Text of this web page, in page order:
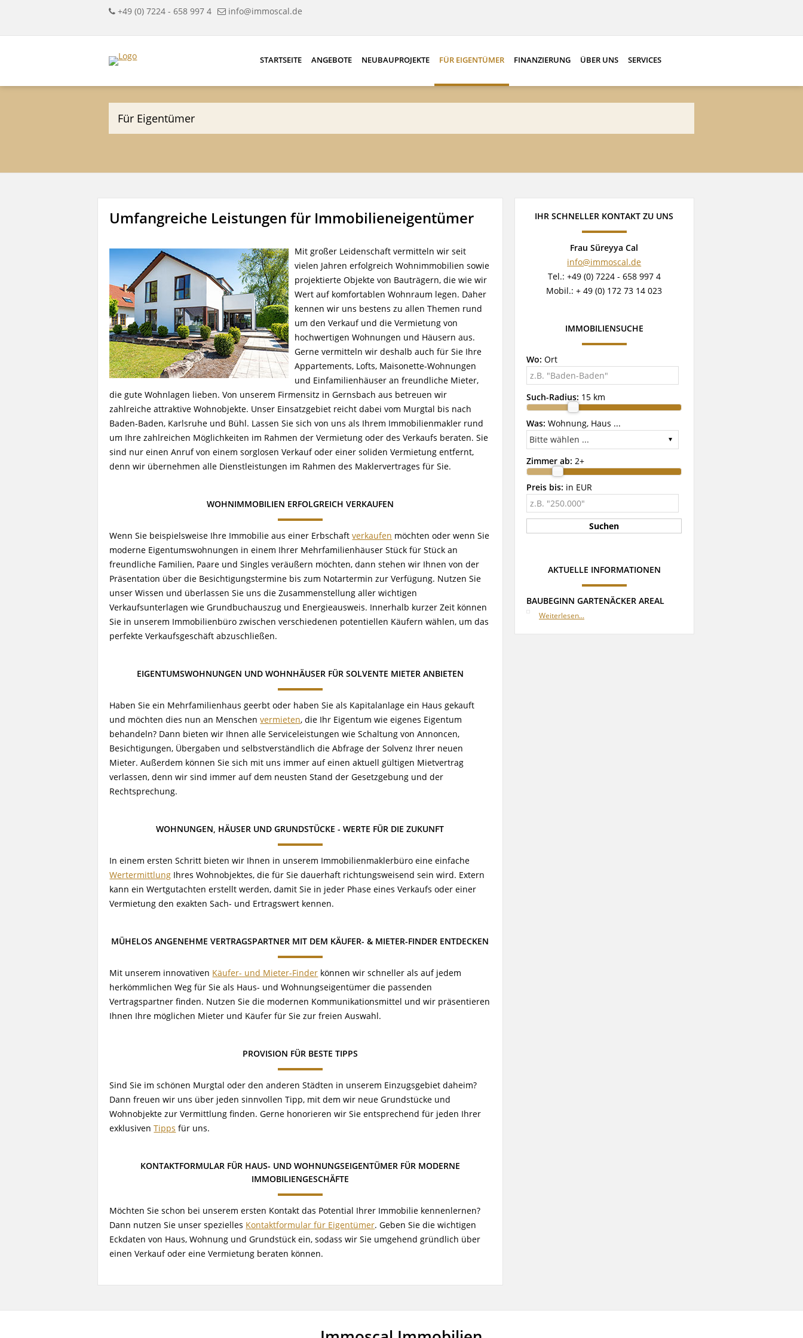
+49 (0) 7224 - 658 997 4 info@immoscal.de
STARTSEITE ANGEBOTE NEUBAUPROJEKTE FÜR EIGENTÜMER FINANZIERUNG ÜBER UNS SERVICES
Für Eigentümer
Umfangreiche Leistungen für Immobilieneigentümer
Mit großer Leidenschaft vermitteln wir seit
vielen Jahren erfolgreich Wohnimmobilien sowie
projektierte Objekte von Bauträgern, die wie wir
Wert auf komfortablen Wohnraum legen. Daher
kennen wir uns bestens zu allen Themen rund
um den Verkauf und die Vermietung von
hochwertigen Wohnungen und Häusern aus.
Gerne vermitteln wir deshalb auch für Sie Ihre
Appartements, Lofts, Maisonette-Wohnungen
und Einfamilienhäuser an freundliche Mieter,
die gute Wohnlagen lieben. Von unserem Firmensitz in Gernsbach aus betreuen wir
zahlreiche attraktive Wohnobjekte. Unser Einsatzgebiet reicht dabei vom Murgtal bis nach
Baden-Baden, Karlsruhe und Bühl. Lassen Sie sich von uns als Ihrem Immobilienmakler rund
um Ihre zahlreichen Möglichkeiten im Rahmen der Vermietung oder des Verkaufs beraten. Sie
sind nur einen Anruf von einem sorglosen Verkauf oder einer soliden Vermietung entfernt,
denn wir übernehmen alle Dienstleistungen im Rahmen des Maklervertrages für Sie.
WOHNIMMOBILIEN ERFOLGREICH VERKAUFEN
Wenn Sie beispielsweise Ihre Immobilie aus einer Erbschaftverkaufen möchten oder wenn Sie
moderne Eigentumswohnungen in einem Ihrer Mehrfamilienhäuser Stück für Stück an
freundliche Familien, Paare und Singles veräußern möchten, dann stehen wir Ihnen von der
Präsentation über die Besichtigungstermine bis zum Notartermin zur Verfügung. Nutzen Sie
unser Wissen und überlassen Sie uns die Zusammenstellung aller wichtigen
Verkaufsunterlagen wie Grundbuchauszug und Energieausweis. Innerhalb kurzer Zeit können
Sie in unserem Immobilienbüro zwischen verschiedenen potentiellen Käufern wählen, um das
perfekte Verkaufsgeschäft abzuschließen.
EIGENTUMSWOHNUNGEN UND WOHNHÄUSER FÜR SOLVENTE MIETER ANBIETEN
Haben Sie ein Mehrfamilienhaus geerbt oder haben Sie als Kapitalanlage ein Haus gekauft
und möchten dies nun an Menschenvermieten, die Ihr Eigentum wie eigenes Eigentum
behandeln? Dann bieten wir Ihnen alle Serviceleistungen wie Schaltung von Annoncen,
Besichtigungen, Übergaben und selbstverständlich die Abfrage der Solvenz Ihrer neuen
Mieter. Außerdem können Sie sich mit uns immer auf einen aktuell gültigen Mietvertrag
verlassen, denn wir sind immer auf dem neusten Stand der Gesetzgebung und der
Rechtsprechung.
WOHNUNGEN, HÄUSER UND GRUNDSTÜCKE - WERTE FÜR DIE ZUKUNFT
In einem ersten Schritt bieten wir Ihnen in unserem Immobilienmaklerbüro eine einfache
Wertermittlung Ihres Wohnobjektes, die für Sie dauerhaft richtungsweisend sein wird. Extern
kann ein Wertgutachten erstellt werden, damit Sie in jeder Phase eines Verkaufs oder einer
Vermietung den exakten Sach- und Ertragswert kennen.
MÜHELOS ANGENEHME VERTRAGSPARTNER MIT DEM KÄUFER- & MIETER-FINDER ENTDECKEN
Mit unserem innovativen Käufer- und Mieter-Finder können wir schneller als auf jedem
herkömmlichen Weg für Sie als Haus- und Wohnungseigentümer die passenden
Vertragspartner finden. Nutzen Sie die modernen Kommunikationsmittel und wir präsentieren
Ihnen Ihre möglichen Mieter und Käufer für Sie zur freien Auswahl.
PROVISION FÜR BESTE TIPPS
Sind Sie im schönen Murgtal oder den anderen Städten in unserem Einzugsgebiet daheim?
Dann freuen wir uns über jeden sinnvollen Tipp, mit dem wir neue Grundstücke und
Wohnobjekte zur Vermittlung finden. Gerne honorieren wir Sie entsprechend für jeden Ihrer
exklusivenTipps für uns.
KONTAKTFORMULAR FÜR HAUS- UND WOHNUNGSEIGENTÜMER FÜR MODERNE
IMMOBILIENGESCHÄFTE
Möchten Sie schon bei unserem ersten Kontakt das Potential Ihrer Immobilie kennenlernen?
Dann nutzen Sie unser spezielles Kontaktformular für Eigentümer. Geben Sie die wichtigen
Eckdaten von Haus, Wohnung und Grundstück ein, sodass wir Sie umgehend gründlich über
einen Verkauf oder eine Vermietung beraten können.
IHR SCHNELLER KONTAKT ZU UNS
Frau Süreyya Cal
info@immoscal.de
Tel.: +49 (0) 7224 - 658 997 4
Mobil.: + 49 (0) 172 73 14 023
IMMOBILIENSUCHE
Wo: Ort
Such-Radius: 15 km
Was: Wohnung, Haus ...
Zimmer ab: 2+
Preis bis: in EUR
AKTUELLE INFORMATIONEN
BAUBEGINN GARTENÄCKER AREAL
Weiterlesen...